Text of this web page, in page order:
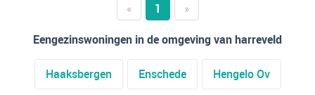
« 1
»
Eengezinswoningen in de omgeving van harreveld
Haaksbergen Enschede Hengelo Ov